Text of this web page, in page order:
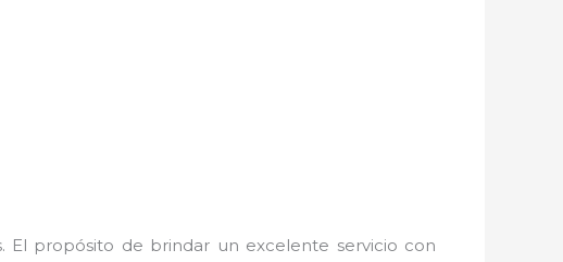
El propósito de brindar un excelente servicio con